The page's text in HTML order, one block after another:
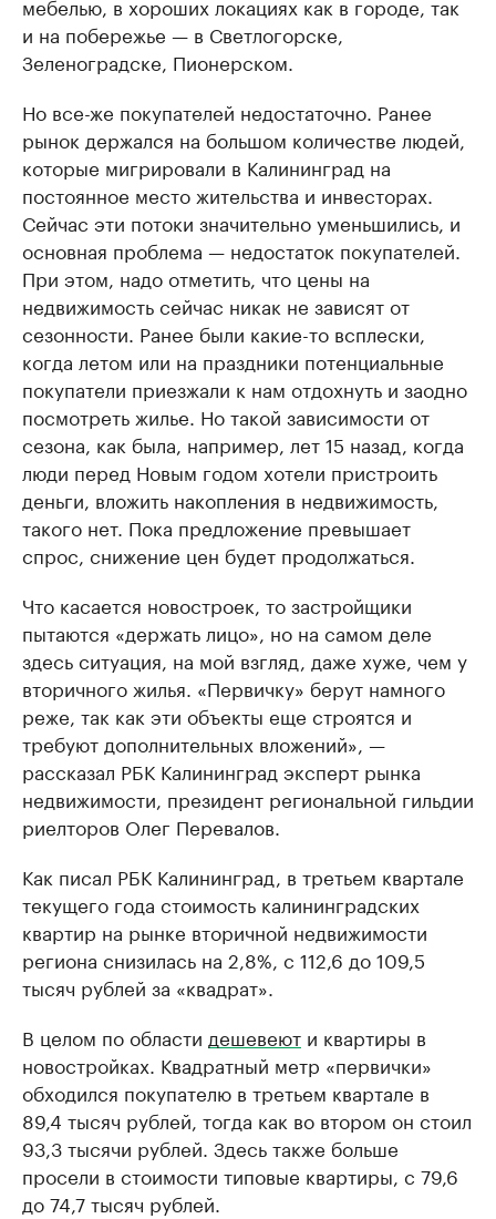
и на побережье — в Светлогорске,
Зеленоградске, Пионерском.
Но все-же покупателей недостаточно. Ранее
рынок держался на большом количестве людей,
которые мигрировали в Калининград на
постоянное место жительства и инвесторах.
Сейчас эти потоки значительно уменьшились, и
основная проблема — недостаток покупателей.
При этом, надо отметить, что цены на
недвижимость сейчас никак не зависят от
сезонности. Ранее были какие-то всплески,
когда летом или на праздники потенциальные
покупатели приезжали к нам отдохнуть и заодно
посмотреть жилье. Но такой зависимости от
сезона, как была, например, лет 15 назад, когда
люди перед Новым годом хотели пристроить
деньги, вложить накопления в недвижимость,
такого нет. Пока предложение превышает
спрос, снижение цен будет продолжаться.
Что касается новостроек, то застройщики
пытаются «держать лицо», но на самом деле
здесь ситуация, на мой взгляд, даже хуже, чем у
вторичного жилья. «Первичку» берут намного
реже, так как эти объекты еще строятся и
требуют дополнительных вложений», —
рассказал РБК Калининград эксперт рынка
недвижимости, президент региональной гильдии
риелторов Олег Перевалов.
Как писал РБК Калининград, в третьем квартале
текущего года стоимость калининградских
квартир на рынке вторичной недвижимости
региона снизилась на 2,8%, с 112,6 до 109,5
тысяч рублей за «квадрат».
В целом по области дешевеют и квартиры в
новостройках. Квадратный метр «первички»
обходился покупателю в третьем квартале в
89,4 тысяч рублей, тогда как во втором он стоил
93,3 тысячи рублей. Здесь также больше
просели в стоимости типовые квартиры, с 79,6
до 74,7 тысяч рублей.